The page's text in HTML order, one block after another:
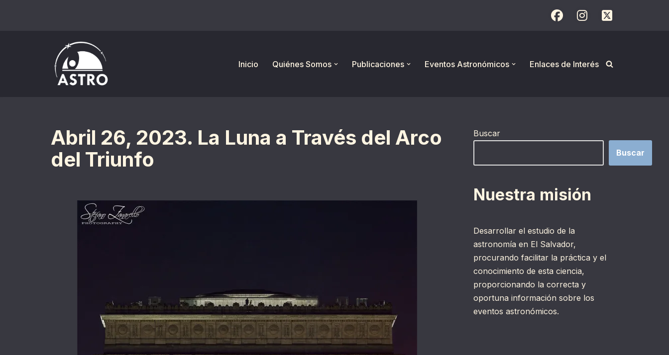
Inicio
Quiénes Somos Publicaciones Eventos Astronómicos Enlaces de Interés
Abril 26, 2023. La Luna a Través del Arco
del Triunfo
Buscar
Buscar
Nuestra misión
Desarrollar el estudio de la
astronomía en El Salvador,
procurando facilitar la práctica y el
conocimiento de esta ciencia,
proporcionando la correcta y
oportuna información sobre los
eventos astronómicos.